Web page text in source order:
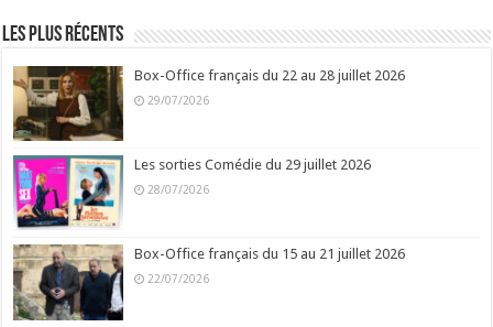
Les plus récents
Box-Office français du 22 au 28 juillet 2026
29/07/2026
Les sorties Comédie du 29 juillet 2026
28/07/2026
Box-Office français du 15 au 21 juillet 2026
22/07/2026